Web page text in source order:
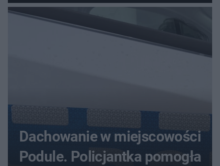
przywłaszczenie 470 000 zł
Dachowanie w miejscowości
Podule. Policjantka pomogła